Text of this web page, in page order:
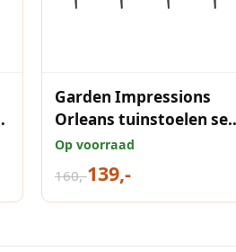
Garden Impressions
Orleans tuinstoelen set
van 4 – antraciet
Op voorraad
160,-139,-